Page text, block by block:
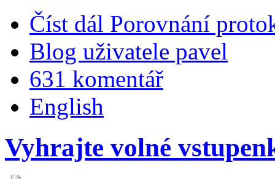
Číst dál Porovnání
Blog uživatele pavel
631 komentář
English
Vyhrajte volné